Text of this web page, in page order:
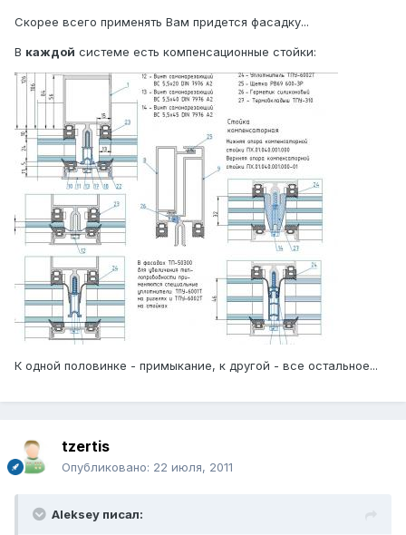
Скорее всего применять Вам придется фасадку...
В каждой системе есть компенсационные стойки:
К одной половинке - примыкание, к другой - все остальное...
tzertis
Опубликовано: 22 июля, 2011
Aleksey писал: